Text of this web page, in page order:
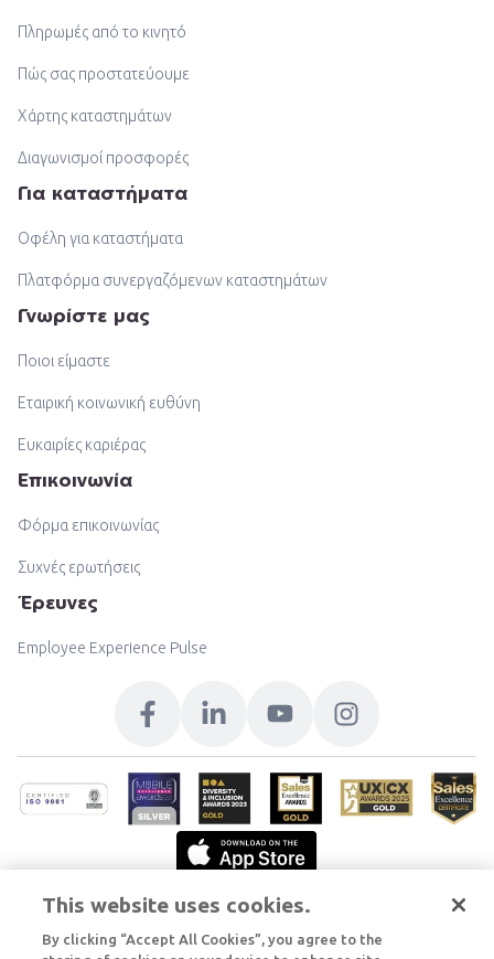
Πληρωμές από το κινητό
Πώς σας προστατεύουμε
Χάρτης καταστημάτων
Διαγωνισμοί προσφορές
Για καταστήματα
Οφέλη για καταστήματα
Πλατφόρμα συνεργαζόμενων καταστημάτων
Γνωρίστε μας
Ποιοι είμαστε
Εταιρική κοινωνική ευθύνη
Ευκαιρίες καριέρας
Επικοινωνία
Φόρμα επικοινωνίας
Συχνές ερωτήσεις
Έρευνες
Employee Experience Pulse
This website uses cookies.
By clicking “Accept All Cookies”, you agree to the